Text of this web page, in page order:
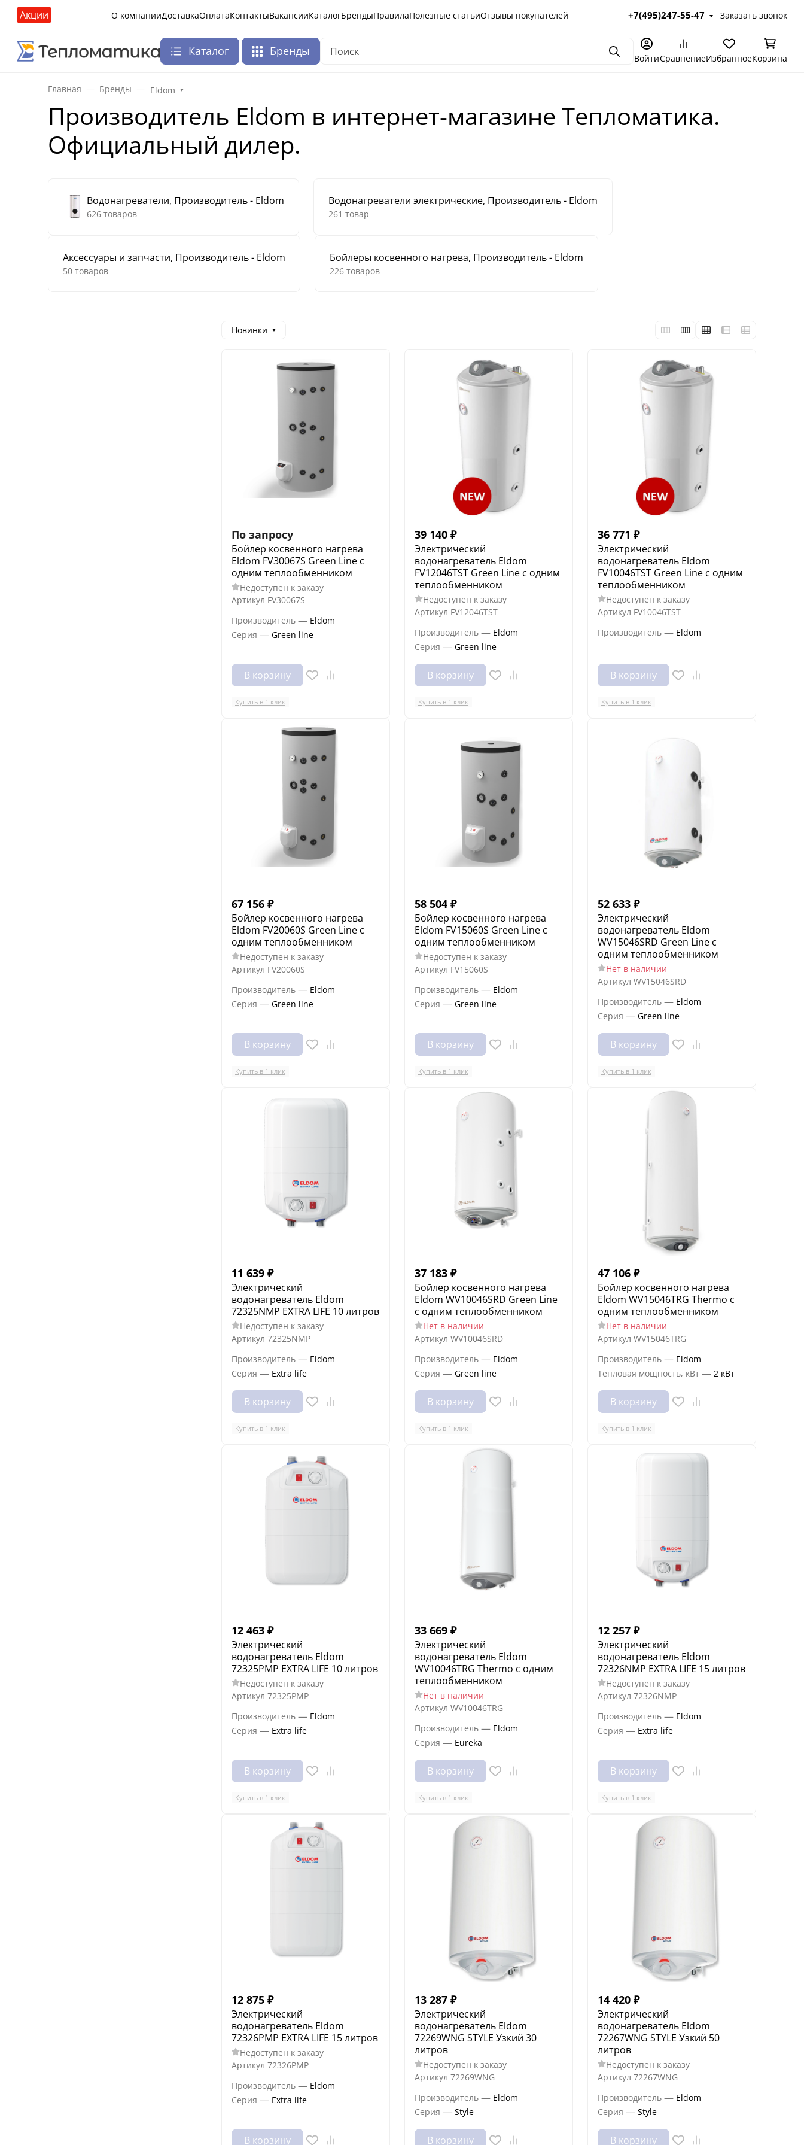
Акции О компанииДоставкаОплатаКонтактыВакансииКаталогБрендыПравилаПолезные статьиОтзывы покупателей +7(495)247-55-47 Заказать звонок
Каталог Бренды ПоискВойтиСравнениеИзбранноеКорзина
Главная Бренды Eldom
Производитель Eldom в интернет-магазине Тепломатика.
Официальный дилер.
Водонагреватели, Производитель - Eldom
626 товаров
Водонагреватели электрические, Производитель - Eldom
261 товар
Аксессуары и запчасти, Производитель - Eldom
50 товаров
Бойлеры косвенного нагрева, Производитель - Eldom
226 товаров
Новинки
По запросу
Бойлер косвенного нагрева
Eldom FV30067S Green Line с
одним теплообменником
Недоступен к заказу
Артикул FV30067S
Производитель — Eldom
Серия — Green line
В корзину
Купить в 1 клик
39 140 ₽
Электрический
водонагреватель Eldom
FV12046TST Green Line с одним
теплообменником
Недоступен к заказу
Артикул FV12046TST
Производитель — Eldom
Серия — Green line
В корзину
Купить в 1 клик
36 771 ₽
Электрический
водонагреватель Eldom
FV10046TST Green Line с одним
теплообменником
Недоступен к заказу
Артикул FV10046TST
Производитель — Eldom
В корзину
Купить в 1 клик
67 156 ₽
Бойлер косвенного нагрева
Eldom FV20060S Green Line с
одним теплообменником
Недоступен к заказу
Артикул FV20060S
Производитель — Eldom
Серия — Green line
В корзину
Купить в 1 клик
58 504 ₽
Бойлер косвенного нагрева
Eldom FV15060S Green Line с
одним теплообменником
Недоступен к заказу
Артикул FV15060S
Производитель — Eldom
Серия — Green line
В корзину
Купить в 1 клик
52 633 ₽
Электрический
водонагреватель Eldom
WV15046SRD Green Line с
одним теплообменником
Нет в наличии
Артикул WV15046SRD
Производитель — Eldom
Серия — Green line
В корзину
Купить в 1 клик
11 639 ₽
Электрический
водонагреватель Eldom
72325NMP EXTRA LIFE 10 литров
Недоступен к заказу
Артикул 72325NMP
Производитель — Eldom
Серия — Extra life
В корзину
Купить в 1 клик
37 183 ₽
Бойлер косвенного нагрева
Eldom WV10046SRD Green Line
с одним теплообменником
Нет в наличии
Артикул WV10046SRD
Производитель — Eldom
Серия — Green line
В корзину
Купить в 1 клик
47 106 ₽
Бойлер косвенного нагрева
Eldom WV15046TRG Thermo с
одним теплообменником
Нет в наличии
Артикул WV15046TRG
Производитель — Eldom
Тепловая мощность, кВт — 2 кВт
В корзину
Купить в 1 клик
12 463 ₽
Электрический
водонагреватель Eldom
72325PMP EXTRA LIFE 10 литров
Недоступен к заказу
Артикул 72325PMP
Производитель — Eldom
Серия — Extra life
В корзину
Купить в 1 клик
33 669 ₽
Электрический
водонагреватель Eldom
WV10046TRG Thermo с одним
теплообменником
Нет в наличии
Артикул WV10046TRG
Производитель — Eldom
Серия — Eureka
В корзину
Купить в 1 клик
12 257 ₽
Электрический
водонагреватель Eldom
72326NMP EXTRA LIFE 15 литров
Недоступен к заказу
Артикул 72326NMP
Производитель — Eldom
Серия — Extra life
В корзину
Купить в 1 клик
12 875 ₽
Электрический
водонагреватель Eldom
72326PMP EXTRA LIFE 15 литров
Недоступен к заказу
Артикул 72326PMP
Производитель — Eldom
Серия — Extra life
В корзину
13 287 ₽
Электрический
водонагреватель Eldom
72269WNG STYLE Узкий 30
литров
Недоступен к заказу
Артикул 72269WNG
Производитель — Eldom
Серия — Style
В корзину
14 420 ₽
Электрический
водонагреватель Eldom
72267WNG STYLE Узкий 50
литров
Недоступен к заказу
Артикул 72267WNG
Производитель — Eldom
Серия — Style
В корзину